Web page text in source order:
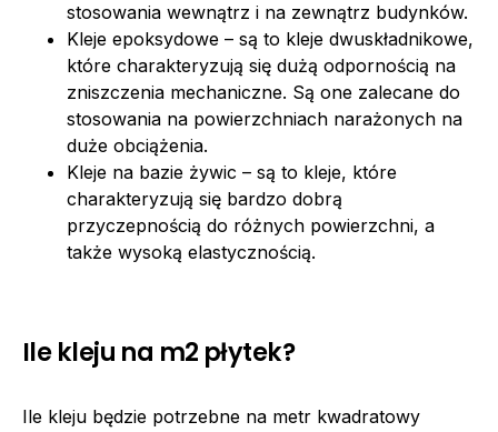
stosowania wewnątrz i na zewnątrz budynków.
Kleje epoksydowe – są to kleje dwuskładnikowe,
które charakteryzują się dużą odpornością na
zniszczenia mechaniczne. Są one zalecane do
stosowania na powierzchniach narażonych na
duże obciążenia.
Kleje na bazie żywic – są to kleje, które
charakteryzują się bardzo dobrą
przyczepnością do różnych powierzchni, a
także wysoką elastycznością.
Ile kleju na m2 płytek?
Ile kleju będzie potrzebne na metr kwadratowy